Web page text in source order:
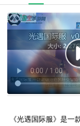
《光遇国际服》是一